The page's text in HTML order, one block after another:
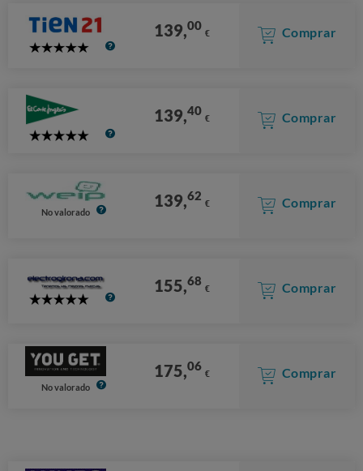
5
139,00 € Comprar
5
139,40 € Comprar
No valorado
139,62 € Comprar
5
155,68 € Comprar
No valorado
175,06 € Comprar